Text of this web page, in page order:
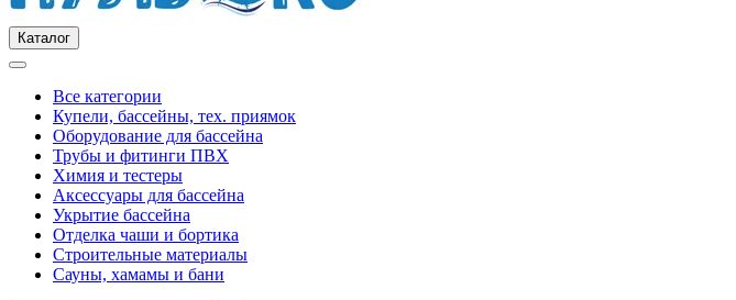
Каталог
Все категории
Купели, бассейны, тех. приямок
Оборудование для бассейна
Трубы и фитинги ПВХ
Химия и тестеры
Аксессуары для бассейна
Укрытие бассейна
Отделка чаши и бортика
Строительные материалы
Сауны, хамамы и бани